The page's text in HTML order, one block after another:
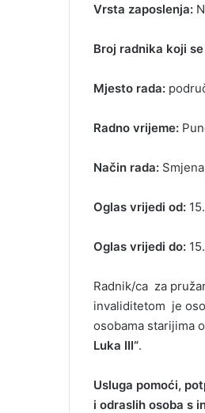
Vrsta zaposlenja:
Broj radnika koji
Mjesto rada:
Radno vrijeme:
Način rada:
Oglas vrijedi od:
Oglas vrijedi do:
Radnik/ca za
invaliditetom je
osobama starijima
Luka III“.
Usluga pomoći,
i odraslih osoba s